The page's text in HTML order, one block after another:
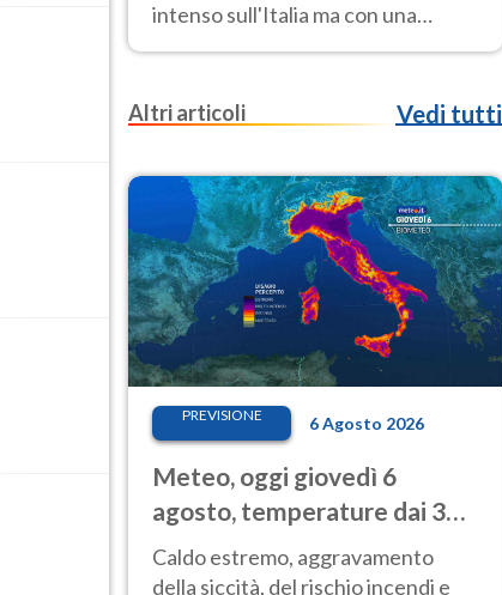
intenso sull'Italia ma con una
parziale e lieve attenuazione tra il 7
Altri articoli
Vedi tutti
PREVISIONE 6 Agosto 2026
Meteo, oggi giovedì 6
agosto, temperature dai 33
ai 40 gradi
Caldo estremo, aggravamento
della siccità, del rischio incendi e